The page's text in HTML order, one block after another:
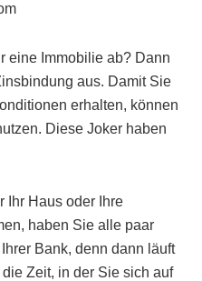
eine Immobilie ab? Dann
aus. Damit Sie
erhalten, können
Diese Joker haben
Ihr Haus oder Ihre
haben Sie alle paar
Bank, denn dann läuft
Zeit, in der Sie sich auf